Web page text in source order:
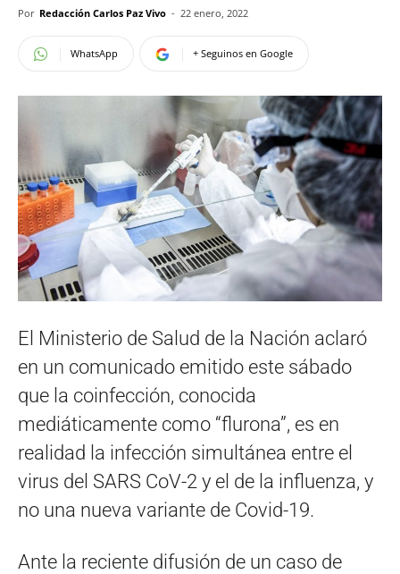
Por Redacción Carlos Paz Vivo - 22 enero, 2022
WhatsApp + Seguinos en Google
El Ministerio de Salud de la Nación aclaró
en un comunicado emitido este sábado
que la coinfección, conocida
mediáticamente como “flurona”, es en
realidad la infección simultánea entre el
virus del SARS CoV-2 y el de la influenza, y
no una nueva variante de Covid-19.
Ante la reciente difusión de un caso de